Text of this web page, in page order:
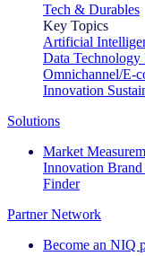
Tech & Durables
Key Topics
Artificial
Data Technology
Omnichannel/E-
Innovation
Solutions
Market
Innovation
Finder
Partner Network
Become an NIQ